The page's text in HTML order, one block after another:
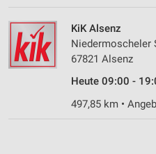
KiK Alsenz
Niedermoscheler
67821 Alsenz
Heute 09:00 -
497,85 km •